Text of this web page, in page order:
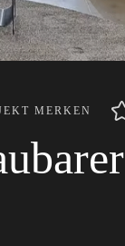
MERKEN